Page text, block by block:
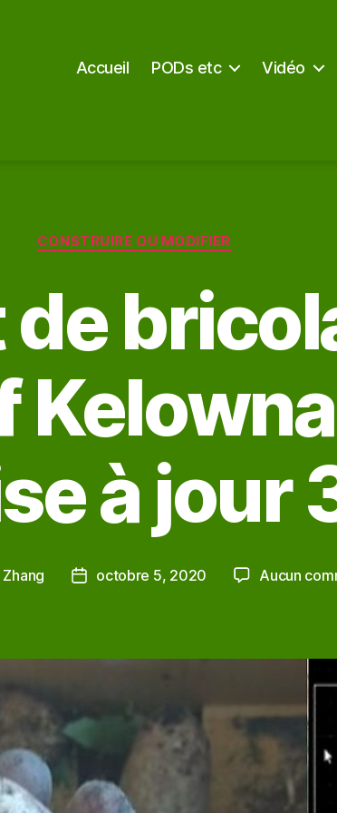
Accueil PODs etc Vidéo
Catégories
CONSTRUIRE OU MODIFIER
de
à jour
Dateoctobre 5, 2020 Aucun